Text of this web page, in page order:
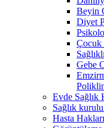
Beyin
Diyet
Gebe
Evde Sağlık
Sağlık
Hasta